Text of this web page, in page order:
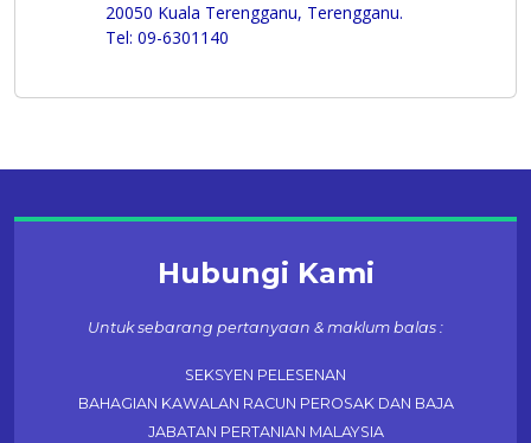
20050 Kuala Terengganu, Terengganu.
Tel: 09-6301140
Hubungi Kami
Untuk sebarang pertanyaan & maklum balas :
SEKSYEN PELESENAN
BAHAGIAN KAWALAN RACUN PEROSAK DAN BAJA
JABATAN PERTANIAN MALAYSIA